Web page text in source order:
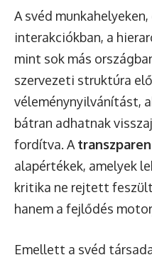
A svéd
interakciókban, a
mint sok más
szervezeti struktúra
véleménynyilvánítást,
bátran adhatnak
fordítva. A
alapértékek, amelyek
kritika ne rejtett
hanem a fejlődés
Emellett a svéd